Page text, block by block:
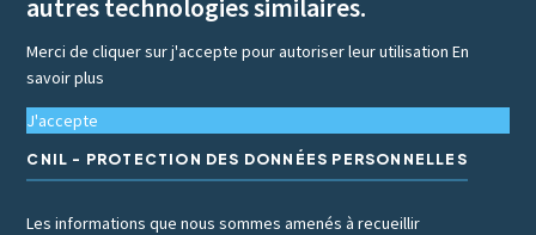
autres technologies similaires.
Merci de cliquer sur j'accepte pour autoriser leur utilisationEn
savoir plus
J'accepte
CNIL - PROTECTION DES DONNÉES PERSONNELLES
Les informations que nous sommes amenés à recueillir